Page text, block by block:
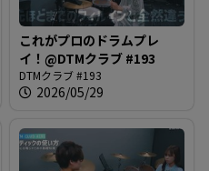
これがプロのドラムプレ
イ！@DTMクラブ #193
DTMクラブ #193
2026/05/29